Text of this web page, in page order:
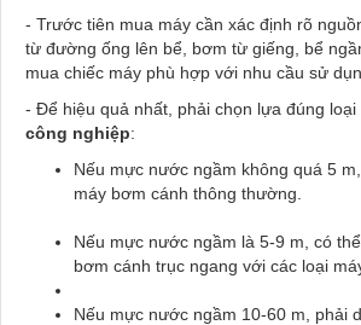
- Trước tiên mua máy cần xác định rõ
từ đường ống lên bể, bơm từ giếng, bể
mua chiếc máy phù hợp với nhu cầu sử
- Để hiệu quả nhất, phải chọn lựa đúng loại
công nghiệp:
Nếu mực nước ngầm không quá 5
máy bơm cánh thông thường.
Nếu mực nước ngầm là 5-9 m, có
bơm cánh trục ngang với các loại
Nếu mực nước ngầm 10-60 m, phải